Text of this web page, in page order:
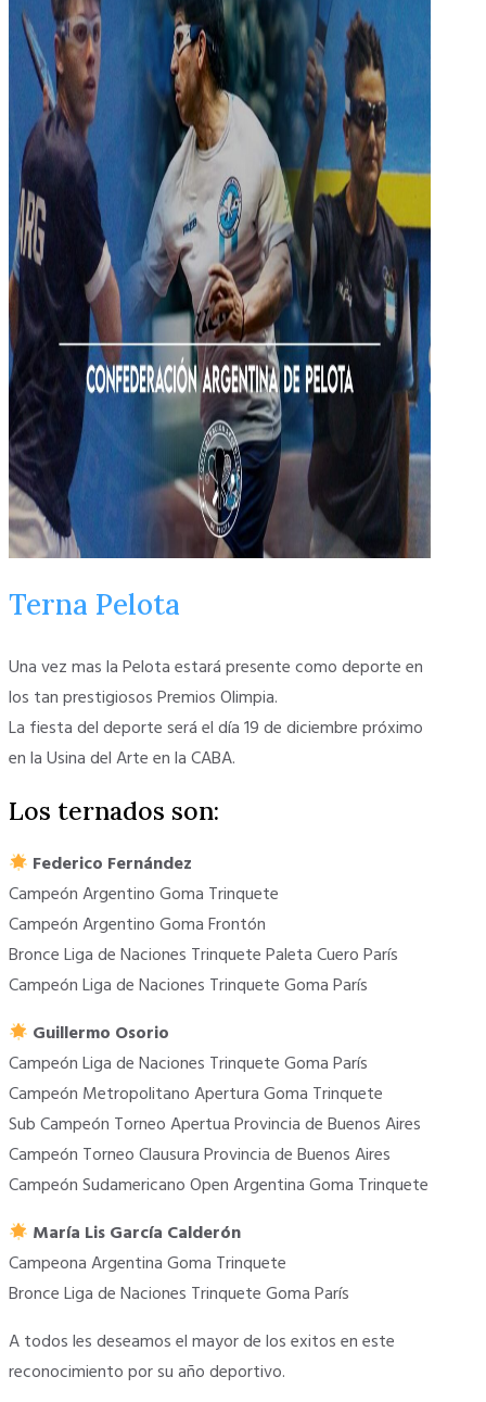
Terna Pelota
Una vez mas la Pelota estará presente como deporte en
los tan prestigiosos Premios Olimpia.
La fiesta del deporte será el día 19 de diciembre próximo
en la Usina del Arte en la CABA.
Los ternados son:
Federico Fernández
Campeón Argentino Goma Trinquete
Campeón Argentino Goma Frontón
Bronce Liga de Naciones Trinquete Paleta Cuero París
Campeón Liga de Naciones Trinquete Goma París
Guillermo Osorio
Campeón Liga de Naciones Trinquete Goma París
Campeón Metropolitano Apertura Goma Trinquete
Sub Campeón Torneo Apertua Provincia de Buenos Aires
Campeón Torneo Clausura Provincia de Buenos Aires
Campeón Sudamericano Open Argentina Goma Trinquete
María Lis García Calderón
Campeona Argentina Goma Trinquete
Bronce Liga de Naciones Trinquete Goma París
A todos les deseamos el mayor de los exitos en este
reconocimiento por su año deportivo.